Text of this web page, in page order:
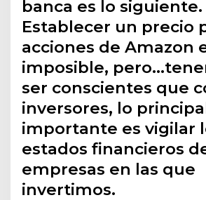
banca es lo siguiente.
Establecer un precio
acciones de Amazon
imposible,
ser conscientes que
inversores, lo
importante es vigilar
estados financieros
empresas en las que
invertimos.